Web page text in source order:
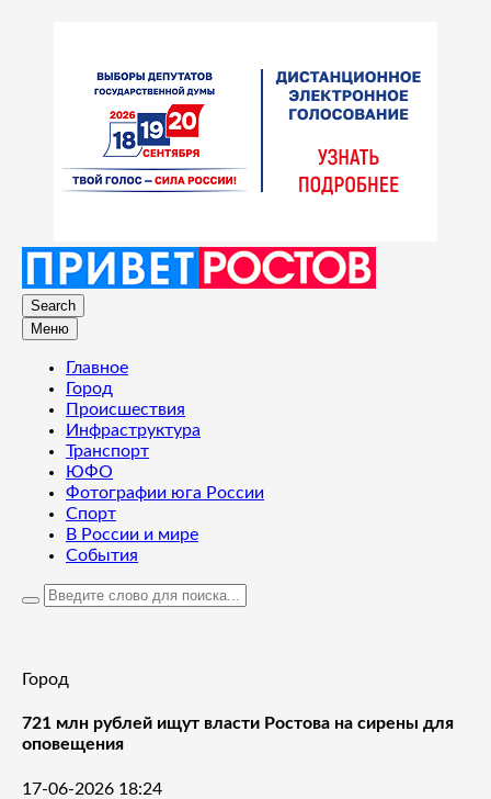
Search
Меню
Главное
Город
Происшествия
Инфраструктура
Транспорт
ЮФО
Фотографии юга России
Спорт
В России и мире
События
Город
721 млн рублей ищут власти Ростова на сирены для
оповещения
17-06-2026 18:24